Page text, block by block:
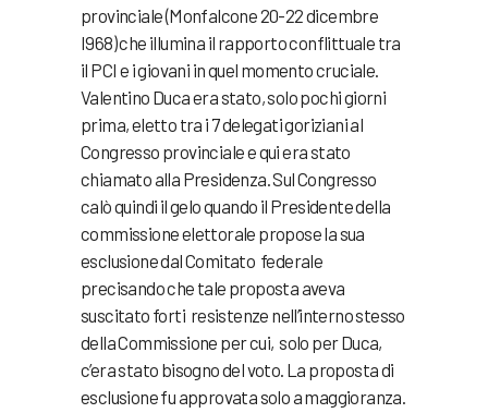
provinciale (Monfalcone 20-22 dicembre
I968) che illumina il rapporto conflittuale tra
il PCI e i giovani in quel momento cruciale.
Valentino Duca era stato, solo pochi giorni
prima, eletto tra i 7 delegati goriziani al
Congresso provinciale e qui era stato
chiamato alla Presidenza. Sul Congresso
calò quindi il gelo quando il Presidente della
commissione elettorale propose la sua
esclusione dal Comitato federale
precisando che tale proposta aveva
suscitato forti resistenze nell’interno stesso
della Commissione per cui, solo per Duca,
c’era stato bisogno del voto. La proposta di
esclusione fu approvata solo a maggioranza.